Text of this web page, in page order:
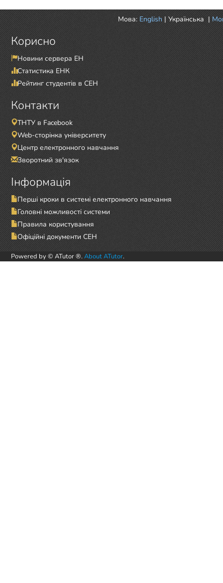
Мова: English | Українська |
Корисно
Новини сервера ЕН
Статистика ЕНК
Рейтинг студентів в СЕН
Контакти
ТНТУ в Facebook
Web-сторінка університету
Центр електронного навчання
Зворотний зв'язок
Інформація
Перші кроки в системі електронного навчання
Головні можливості системи
Правила користування
Офіційні документи СЕН
Powered by © ATutor ®. About ATutor.